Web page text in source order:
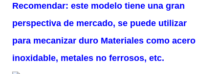
Recomendar: este modelo tiene una gran
perspectiva de mercado, se puede utilizar
para mecanizar duro Materiales como acero
inoxidable, metales no ferrosos, etc.